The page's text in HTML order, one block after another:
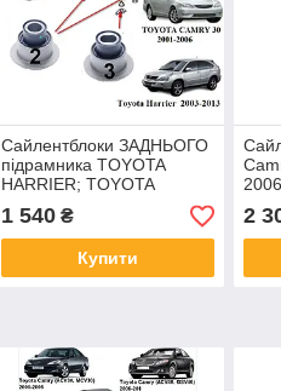
Сайлентблоки ЗАДНЬОГО
підрамника TOYOTA
HARRIER; TOYOTA
CAMRY; TOYOTA
HIGHLANDER комплект
4шт
1 540₴
Купити
2